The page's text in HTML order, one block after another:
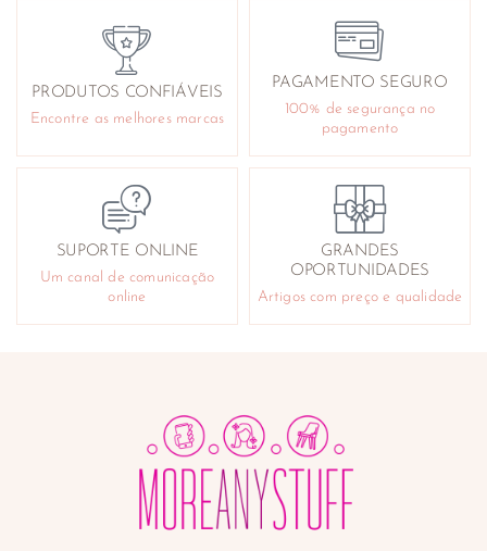
Ouvidos
Pés
Queimaduras e arranhões
Reafirmantes e tonificantes
Sabonetes e géis de banho
Cuidado Facial
Acne
Antirrugas
Contorno de olhos
Desmaquilhantes
Higiene e cuidado nasal
Máscaras faciais
Produtos para barbear
Sérum e anti-manchas
Tónicos faciais
PRODUTOS CONFIÁVEIS
Encontre as melhores marcas
PAGAMENTO SEGURO
100% de segurança no
pagamento
SUPORTE ONLINE
Um canal de comunicação
online
GRANDES
OPORTUNIDADES
Artigos com preço e qualidade